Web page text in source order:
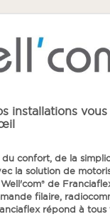
installations
du confort, de la
la solution de
® de
filaire,
répond à tous